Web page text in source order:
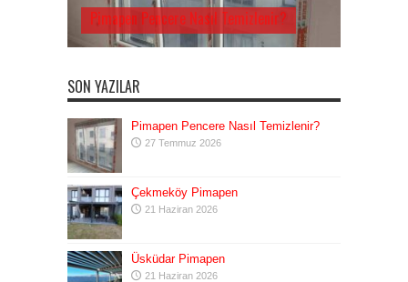
Pimapen Pencere Nasıl Temizlenir?
SON YAZILAR
Pimapen Pencere Nasıl Temizlenir?
27 Temmuz 2026
Çekmeköy Pimapen
21 Haziran 2026
Üsküdar Pimapen
21 Haziran 2026